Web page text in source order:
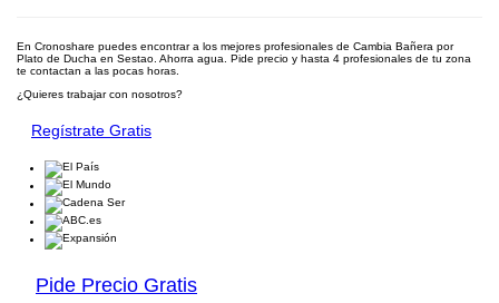
En Cronoshare puedes encontrar a los mejores profesionales de Cambia Bañera por
Plato de Ducha en Sestao. Ahorra agua. Pide precio y hasta 4 profesionales de tu zona
te contactan a las pocas horas.
¿Quieres trabajar con nosotros?
Regístrate Gratis
Pide Precio Gratis